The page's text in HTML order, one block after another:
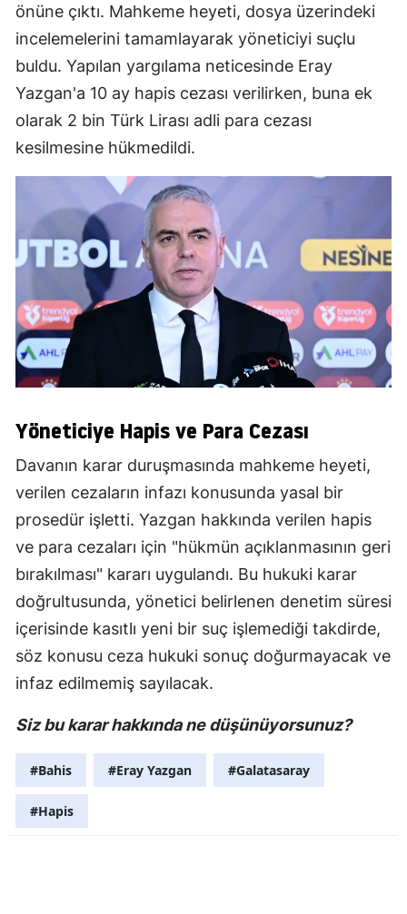
önüne çıktı. Mahkeme heyeti, dosya üzerindeki
incelemelerini tamamlayarak yöneticiyi suçlu
buldu. Yapılan yargılama neticesinde Eray
Yazgan'a 10 ay hapis cezası verilirken, buna ek
olarak 2 bin Türk Lirası adli para cezası
kesilmesine hükmedildi.
Yöneticiye Hapis ve Para Cezası
Davanın karar duruşmasında mahkeme heyeti,
verilen cezaların infazı konusunda yasal bir
prosedür işletti. Yazgan hakkında verilen hapis
ve para cezaları için "hükmün açıklanmasının geri
bırakılması" kararı uygulandı. Bu hukuki karar
doğrultusunda, yönetici belirlenen denetim süresi
içerisinde kasıtlı yeni bir suç işlemediği takdirde,
söz konusu ceza hukuki sonuç doğurmayacak ve
infaz edilmemiş sayılacak.
Siz bu karar hakkında ne düşünüyorsunuz?
#Bahis #Eray Yazgan #Galatasaray
#Hapis